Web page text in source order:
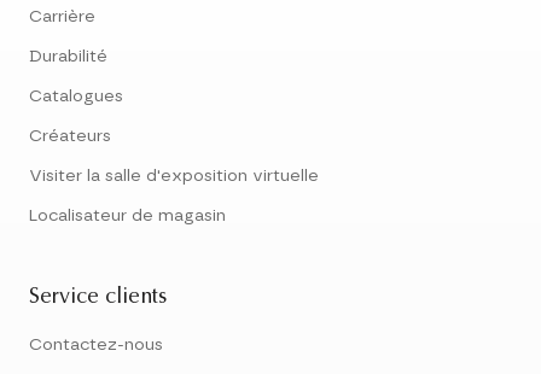
Carrière
Durabilité
Catalogues
Créateurs
Visiter la salle d'exposition virtuelle
Localisateur de magasin
Service clients
Contactez-nous